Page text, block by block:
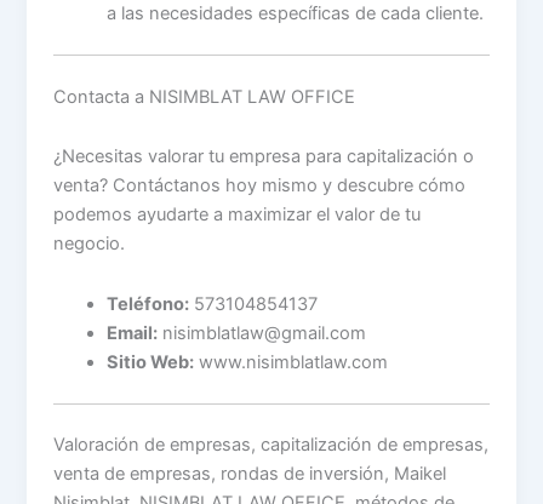
a las necesidades específicas de cada cliente.
Contacta a NISIMBLAT LAW OFFICE
¿Necesitas valorar tu empresa para capitalización o
venta? Contáctanos hoy mismo y descubre cómo
podemos ayudarte a maximizar el valor de tu
negocio.
Teléfono: 573104854137
Email: nisimblatlaw@gmail.com
Sitio Web: www.nisimblatlaw.com
Valoración de empresas, capitalización de empresas,
venta de empresas, rondas de inversión, Maikel